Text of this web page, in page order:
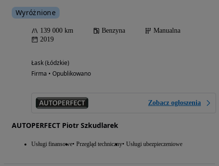
Wyróżnione
139 000 km Benzyna
Manualna
2019
Łask (Łódzkie)
Firma • Opublikowano
Zobacz ogłoszenia
AUTOPERFECT Piotr Szkudlarek
Usługi finansowe Przegląd techniczny Usługi ubezpieczeniowe